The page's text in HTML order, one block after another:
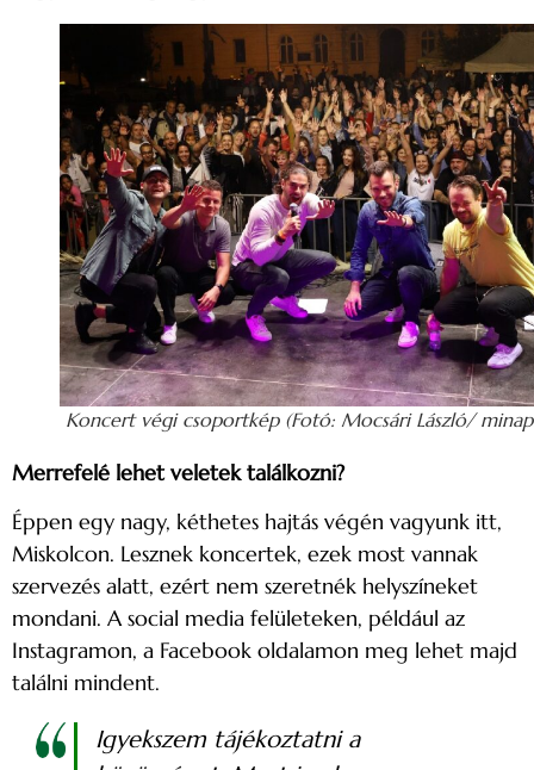
Koncert végi csoportkép (Fotó: Mocsári László/
Merrefelé lehet veletek találkozni?
Éppen egy nagy, kéthetes hajtás végén vagyunk itt,
Miskolcon. Lesznek koncertek, ezek most vannak
szervezés alatt, ezért nem szeretnék helyszíneket
mondani. A social media felületeken, például az
Instagramon, a Facebook oldalamon meg lehet majd
találni mindent.
Igyekszem tájékoztatni a